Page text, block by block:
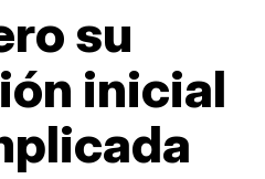
su
inicial